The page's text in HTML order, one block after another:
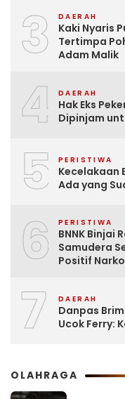
3 DAERAH
Kaki Nyaris
Tertimpa
Adam Malik
4 DAERAH
Hak Eks
Dipinjam
5 PERISTIWA
Kecelakaan
Ada yang
6 PERISTIWA
BNNK Binjai
Samudera
Positif
7 DAERAH
Danpas
Ucok Ferry:
OLAHRAGA